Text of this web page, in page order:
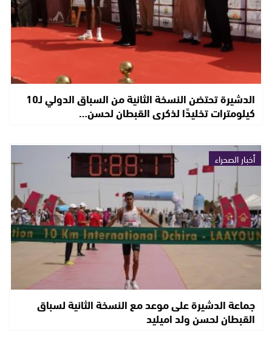
الدشيرة تحتضن النسخة الثانية من السباق الدولي لـ10
كيلومترات تخليدًا لذكرى القبطان لحسن…
أخبار الصحراء
جماعة الدشيرة على موعد مع النسخة الثانية لسباق
القبطان لحسن ولد اميليد